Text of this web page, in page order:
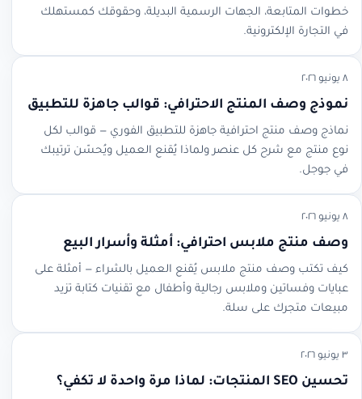
خطوات المتابعة، الجهات الرسمية البديلة، وحقوقك كمستهلك
في التجارة الإلكترونية.
٨ يونيو ٢٠٢٦
نموذج وصف المنتج الاحترافي: قوالب جاهزة للتطبيق
نماذج وصف منتج احترافية جاهزة للتطبيق الفوري — قوالب لكل
نوع منتج مع شرح كل عنصر ولماذا يُقنع العميل ويُحسّن ترتيبك
في جوجل.
٨ يونيو ٢٠٢٦
وصف منتج ملابس احترافي: أمثلة وأسرار البيع
كيف تكتب وصف منتج ملابس يُقنع العميل بالشراء — أمثلة على
عبايات وفساتين وملابس رجالية وأطفال مع تقنيات كتابة تزيد
مبيعات متجرك على سلة.
٣ يونيو ٢٠٢٦
تحسين SEO المنتجات: لماذا مرة واحدة لا تكفي؟